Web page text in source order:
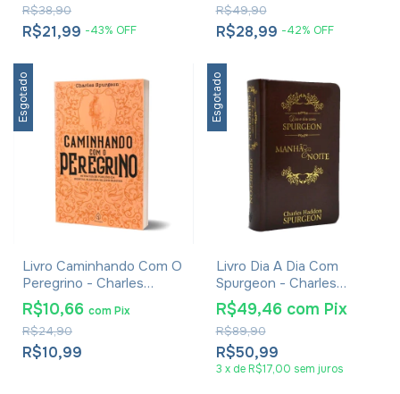
R$21,99 -43% OFF
R$38,90
R$28,99 -42% OFF
R$49,90
Esgotado
Livro Caminhando Com O
Peregrino - Charles
Spurgeon
R$10,99
R$24,90
R$10,66 comPix
Esgotado
Livro Dia A Dia Com
Spurgeon - Charles
Spurgeon
R$50,99
R$89,90
R$49,46 com Pix
3 x de R$17,00 sem juros